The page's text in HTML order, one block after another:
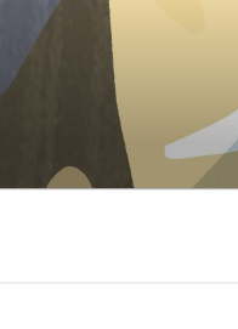
contenu
principal